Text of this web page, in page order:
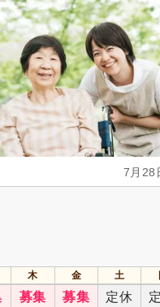
4週8休(25,939)
土曜休み(11,363)
年間休日110日以上(53,935)
産休あり(397,782)
看護休暇 (110,622)
年末年始休暇(58,406)
研修制度あり(410,726)
託児施設あり(45,576)
扶養手当 (51,364)
7月28
木 金 土
募集 募集 定休